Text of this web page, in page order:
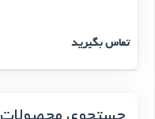
تماس بگیرید